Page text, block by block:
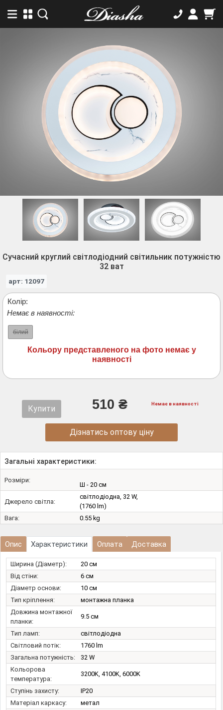
Сучасний круглий світлодіодний світильник потужністю
32 ват
арт: 12097
Колір:
Немає в наявності:
білий
Кольору представленого на фото немає у
наявності
Купити 510 ₴ Немає в наявності
Дізнатись оптову ціну
Загальні характеристики:
Розміри:
Ш - 20 см
Джерело світла:
світлодіодна, 32 W,
(1760 lm)
Вага:
0.55 kg
Опис Характеристики Оплата Доставка
Ширина (Діаметр):
20 см
Від стіни:
6 см
Діаметр основи:
10 см
Тип кріплення:
монтажна планка
Довжина монтажної
планки:
9.5 см
Тип ламп:
світлодіодна
Світловий потік:
1760 lm
Загальна потужність:
32 W
Кольорова
температура:
3200K, 4100K, 6000K
Ступінь захисту:
IP20
Матеріал каркасу:
метал